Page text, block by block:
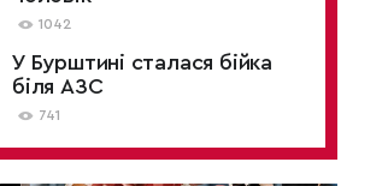
1042
У Бурштині сталася бійка
біля АЗС
741